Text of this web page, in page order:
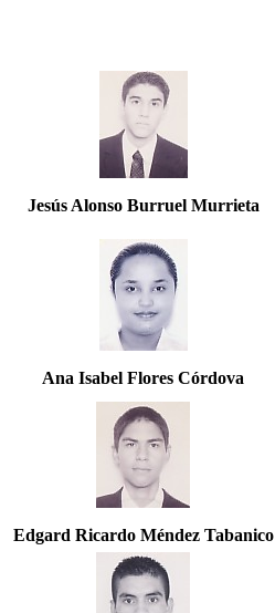
Jesús Alonso Burruel Murrieta
Ana Isabel Flores Córdova
Edgard Ricardo Méndez Tabanico